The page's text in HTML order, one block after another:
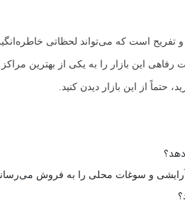
تفریح است که می‌تواند لحظاتی
رفاهی این بازار را به یکی از بهترین
حتماً از این بازار دیدن کنید.
آرایشی و سوغات محلی را به فروش